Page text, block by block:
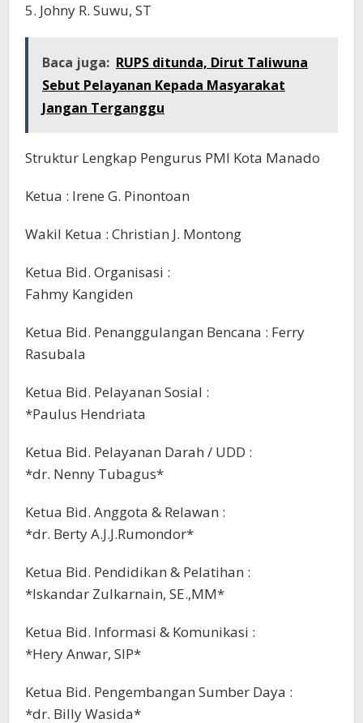
5. Johny R. Suwu, ST
Baca juga: RUPS ditunda, Dirut Taliwuna
Sebut Pelayanan Kepada Masyarakat
Jangan Terganggu
Struktur Lengkap Pengurus PMI Kota Manado
Ketua : Irene G. Pinontoan
Wakil Ketua : Christian J. Montong
Ketua Bid. Organisasi :
Fahmy Kangiden
Ketua Bid. Penanggulangan Bencana : Ferry
Rasubala
Ketua Bid. Pelayanan Sosial :
*Paulus Hendriata
Ketua Bid. Pelayanan Darah / UDD :
*dr. Nenny Tubagus*
Ketua Bid. Anggota & Relawan :
*dr. Berty A.J.J.Rumondor*
Ketua Bid. Pendidikan & Pelatihan :
*Iskandar Zulkarnain, SE.,MM*
Ketua Bid. Informasi & Komunikasi :
*Hery Anwar, SIP*
Ketua Bid. Pengembangan Sumber Daya :
*dr. Billy Wasida*